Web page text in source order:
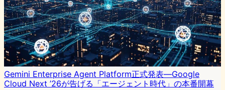
Gemini Enterprise Agent Platform正式発表—Google
Cloud Next ’26が告げる「エージェント時代」の本番開幕